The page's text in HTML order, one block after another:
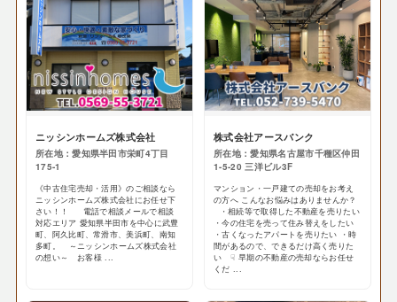
ニッシンホームズ株式会社
所在地：愛知県半田市栄町4丁目
175-1
《中古住宅売却・活用》のご相談なら
ニッシンホームズ株式会社にお任せ下
さい！！ 電話で相談メールで相談
対応エリア 愛知県半田市を中心に武豊
町、阿久比町、常滑市、美浜町、南知
多町。 ～ニッシンホームズ株式会社
の想い～ お客様 ...
株式会社アースバンク
所在地：愛知県名古屋市千種区仲田
1-5-20 三洋ビル3F
マンション・一戸建ての売却をお考え
の方へ こんなお悩みはありませんか？
・相続等で取得した不動産を売りたい
・今の住宅を売って住み替えをしたい
・古くなったアパートを売りたい ・時
間があるので、できるだけ高く売りた
い ☟ 早期の不動産の売却ならお任せ
くだ ...